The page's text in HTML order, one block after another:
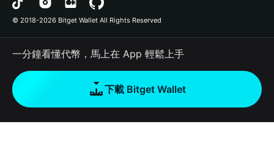
工作機會
DApp
RWA
如何購買加密貨幣
批次轉帳
Bitcoin
Polygon
用戶使用協議
© 2018-2026 Bitget Wallet All Rights Reserved
一分鐘看懂代幣，馬上在 App 輕鬆上手
下載 Bitget Wallet